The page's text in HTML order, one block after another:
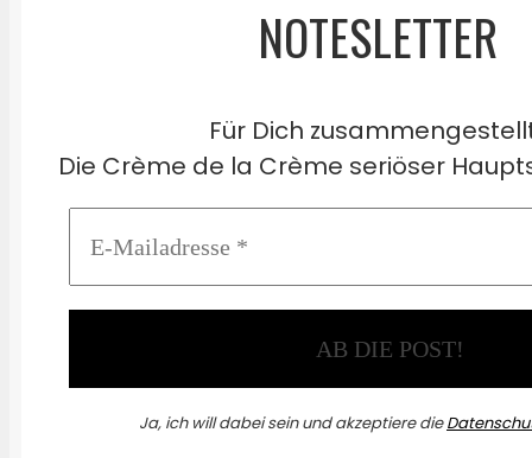
NOTESLETTER
Für Dich
Die Crème de la Crème seriöser
Ja, ich will dabei sein und akzeptiere die